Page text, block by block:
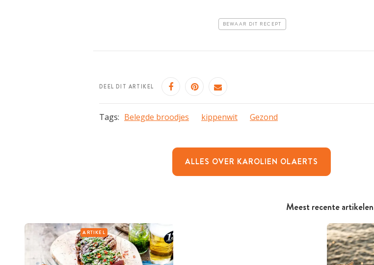
Meest recente artikelen
ARTIKEL
BEWAAR DIT RECEPT
DEEL DIT ARTIKEL
Tags: Belegde broodjes kippenwit Gezond
ALLES OVER KAROLIEN OLAERTS